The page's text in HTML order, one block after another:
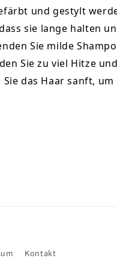
und gestylt
sie lange halten
Sie milde
Sie zu viel Hitze
das Haar sanft, um
Kontakt